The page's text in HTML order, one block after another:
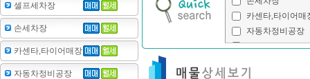
셀프세차장
손세차장
카센타,타이어매장
자동차정비공장